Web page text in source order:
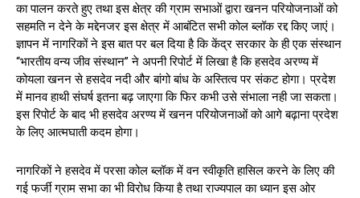
का पालन करते हुए तथा इस क्षेत्र की ग्राम सभाओं द्वारा खनन परियोजनाओं को
सहमति न देने के मद्देनजर इस क्षेत्र में आबंटित सभी कोल ब्लॉक रद्द किए जाएं।
ज्ञापन में नागरिकों ने इस बात पर बल दिया है कि केंद्र सरकार के ही एक संस्थान
“भारतीय वन्य जीव संस्थान” ने अपनी रिपोर्ट में लिखा है कि हसदेव अरण्य में
कोयला खनन से हसदेव नदी और बांगो बांध के अस्तित्व पर संकट होगा। प्रदेश
में मानव हाथी संघर्ष इतना बढ़ जाएगा कि फिर कभी उसे संभाला नही जा सकता।
इस रिपोर्ट के बाद भी हसदेव अरण्य में खनन परियोजनाओं को आगे बढ़ाना प्रदेश
के लिए आत्मघाती कदम होगा।
नागरिकों ने हसदेव में परसा कोल ब्लॉक में वन स्वीकृति हासिल करने के लिए की
गई फर्जी ग्राम सभा का भी विरोध किया है तथा राज्यपाल का ध्यान इस ओर